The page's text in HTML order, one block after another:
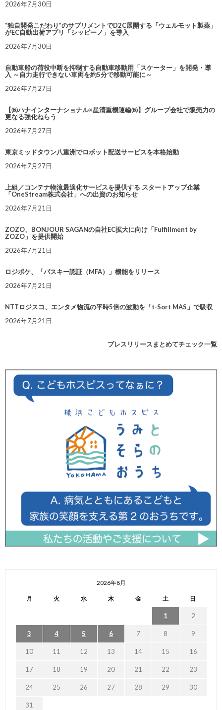
2026年7月30日
“独自開発こだわり”のサプリメントでD2C展開する「ウェルモット製薬」
がEC自動出荷アプリ「シッピーノ」を導入
2026年7月30日
自動車船の荷役中断を抑制する自動車移動用「スケーター」を開発・導
入 ～自力走行できない車両を約5分で移動可能に～
2026年7月27日
【㈱ハナインターナショナル×星清重機運輸㈱】グループ会社で販売力の
更なる強化ねらう
2026年7月27日
東京ミッドタウン八重洲でロボット配送サービスを本格始動
2026年7月27日
上組／コンテナ物流最適化サービスを提供する スタートアップ企業
「OneStream株式会社」への出資のお知らせ
2026年7月21日
ZOZO、BONJOUR SAGANの自社EC拡大に向け「Fulfillment by
ZOZO」を提供開始
2026年7月21日
ロジポケ、「パスキー認証（MFA）」機能をリリース
2026年7月21日
NTTロジスコ、エンタメ物流の平時5倍の波動を「t-Sort MAS」で吸収
2026年7月21日
プレスリリースまとめてチェック一覧
2026年8月
月 火 水 木 金 土 日
1 2
3 4 5 6 7 8 9
10 11 12 13 14 15 16
17 18 19 20 21 22 23
24 25 26 27 28 29 30
31